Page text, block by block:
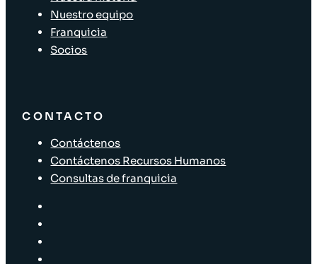
Nuestro equipo
Franquicia
Socios
CONTACTO
Contáctenos
Contáctenos Recursos Humanos
Consultas de franquicia